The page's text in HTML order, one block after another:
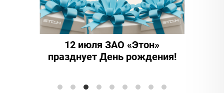
12 июля ЗАО «Этон»
празднует День рождения!